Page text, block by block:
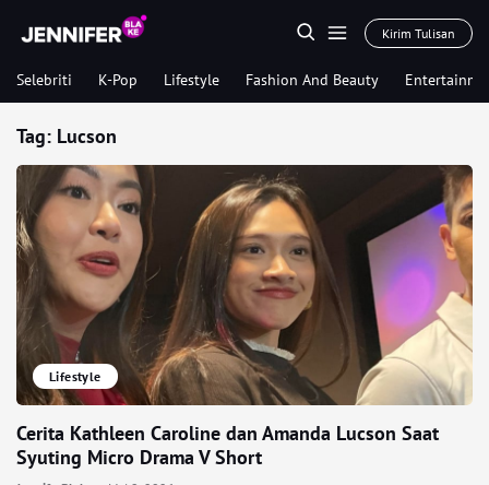
Kirim Tulisan
Selebriti K-Pop Lifestyle Fashion And Beauty
Tag: Lucson
Lifestyle
Cerita Kathleen Caroline dan Amanda Lucson Saat
Syuting Micro Drama V Short